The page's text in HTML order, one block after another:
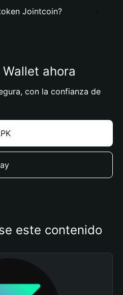
Jointcoin?
ahora
con la confianza de
este contenido